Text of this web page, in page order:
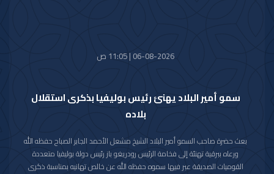
06-08-2026 | 11:05 ص
سمو أمير البلاد يهنئ رئيس بوليفيا بذكرى استقلال
بلاده
بعث حضرة صاحب السمو أمير البلاد الشيخ مشعل الأحمد الجابر الصباح حفظه الله
ورعاه ببرقية تهنئة إلى فخامة الرئيس رودريغو باز رئيس دولة بوليفيا متعددة
القوميات الصديقة عبر فيها سموه حفظه الله عن خالص تهانيه بمناسبة ذكرى